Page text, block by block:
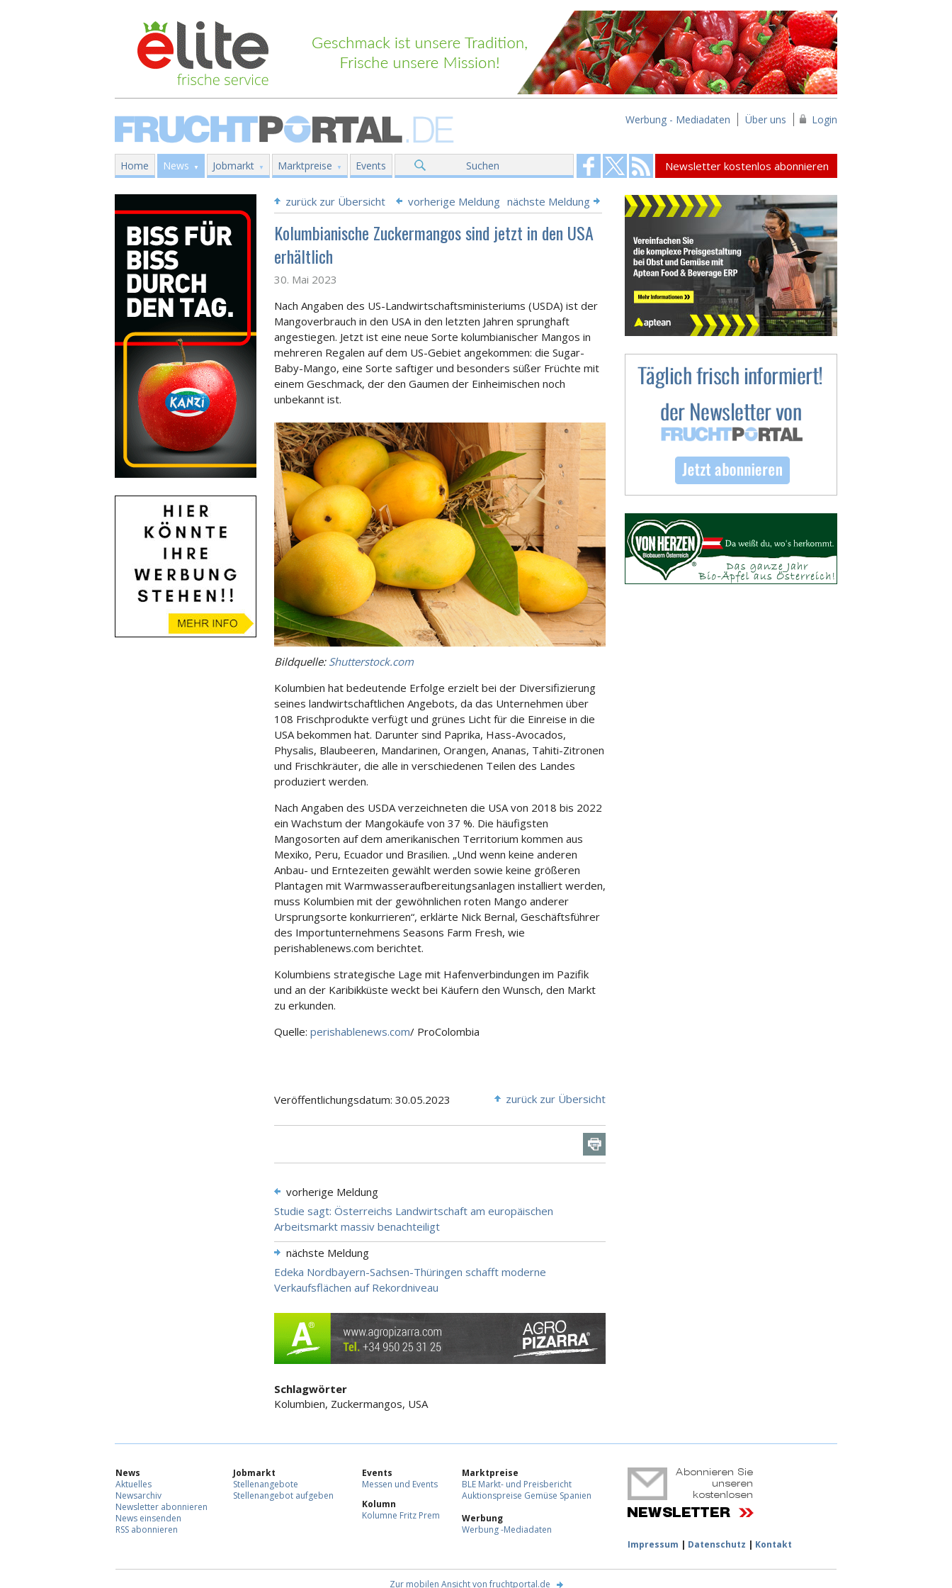
Werbung - Mediadaten Über uns Login
Home News Jobmarkt Marktpreise Events Suchen Newsletter kostenlos abonnieren
zurück zur Übersicht vorherige Meldung nächste Meldung
Kolumbianische Zuckermangos sind jetzt in den USA
erhältlich
30. Mai 2023
Nach Angaben des US-Landwirtschaftsministeriums (USDA) ist der
Mangoverbrauch in den USA in den letzten Jahren sprunghaft
angestiegen. Jetzt ist eine neue Sorte kolumbianischer Mangos in
mehreren Regalen auf dem US-Gebiet angekommen: die Sugar-
Baby-Mango, eine Sorte saftiger und besonders süßer Früchte mit
einem Geschmack, der den Gaumen der Einheimischen noch
unbekannt ist.
Bildquelle: Shutterstock.com
Kolumbien hat bedeutende Erfolge erzielt bei der Diversifizierung
seines landwirtschaftlichen Angebots, da das Unternehmen über
108 Frischprodukte verfügt und grünes Licht für die Einreise in die
USA bekommen hat. Darunter sind Paprika, Hass-Avocados,
Physalis, Blaubeeren, Mandarinen, Orangen, Ananas, Tahiti-Zitronen
und Frischkräuter, die alle in verschiedenen Teilen des Landes
produziert werden.
Nach Angaben des USDA verzeichneten die USA von 2018 bis 2022
ein Wachstum der Mangokäufe von 37 %. Die häufigsten
Mangosorten auf dem amerikanischen Territorium kommen aus
Mexiko, Peru, Ecuador und Brasilien. „Und wenn keine anderen
Anbau- und Erntezeiten gewählt werden sowie keine größeren
Plantagen mit Warmwasseraufbereitungsanlagen installiert werden,
muss Kolumbien mit der gewöhnlichen roten Mango anderer
Ursprungsorte konkurrieren“, erklärte Nick Bernal, Geschäftsführer
des Importunternehmens Seasons Farm Fresh, wie
perishablenews.com berichtet.
Kolumbiens strategische Lage mit Hafenverbindungen im Pazifik
und an der Karibikküste weckt bei Käufern den Wunsch, den Markt
zu erkunden.
Quelle: perishablenews.com/ ProColombia
Veröffentlichungsdatum: 30.05.2023 zurück zur Übersicht
vorherige Meldung
Studie sagt: Österreichs Landwirtschaft am europäischen
Arbeitsmarkt massiv benachteiligt
nächste Meldung
Edeka Nordbayern-Sachsen-Thüringen schafft moderne
Verkaufsflächen auf Rekordniveau
Schlagwörter
Kolumbien, Zuckermangos, USA
News
Aktuelles
Newsarchiv
Newsletter abonnieren
News einsenden
RSS abonnieren
Jobmarkt
Stellenangebote
Stellenangebot aufgeben
Events
Messen und Events
Kolumn
Kolumne Fritz Prem
Marktpreise
BLE Markt- und Preisbericht
Auktionspreise Gemüse Spanien
Werbung
Werbung -Mediadaten
Impressum | Datenschutz | Kontakt
Zur mobilen Ansicht von fruchtportal.de